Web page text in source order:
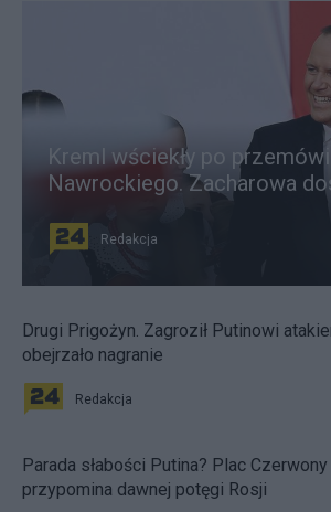
Kreml wściekły po
Nawrockiego. Zacharowa
Redakcja
Drugi Prigożyn. Zagroził Putinowi
obejrzało nagranie
Redakcja
Parada słabości Putina? Plac Czerwony
przypomina dawnej potęgi Rosji